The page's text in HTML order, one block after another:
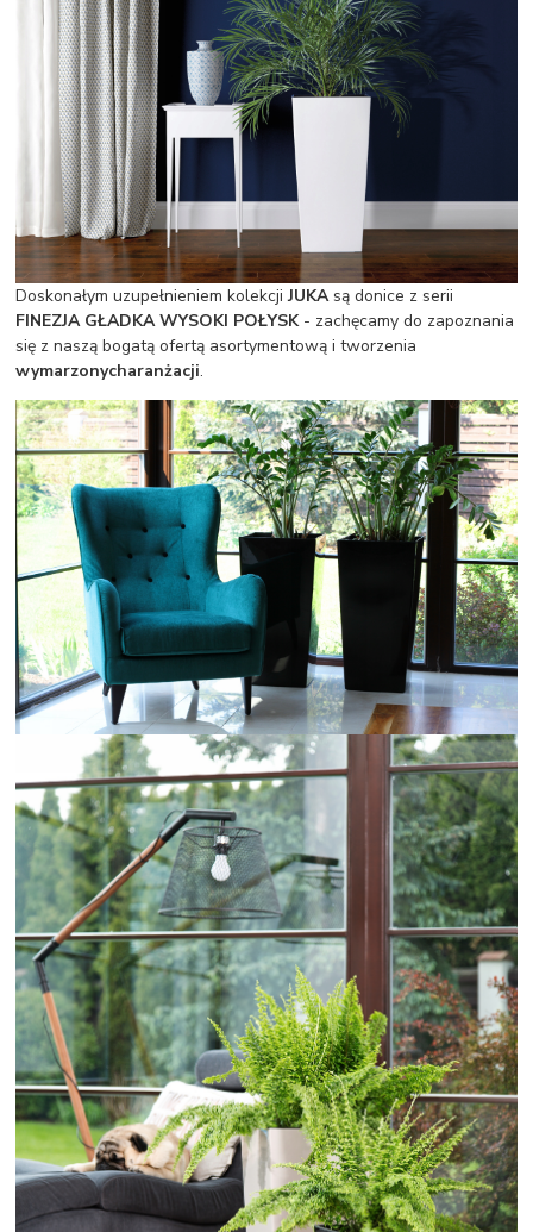
Doskonałym uzupełnieniem kolekcjiJUKAsą donice z serii
FINEZJA GŁADKA WYSOKI POŁYSK - zachęcamy do zapoznania
się z naszą bogatą ofertą asortymentową i tworzenia
wymarzonycharanżacji.